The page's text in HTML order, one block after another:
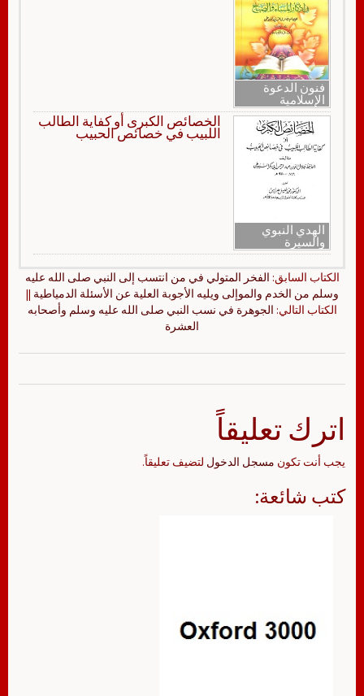
فنون الدعوة
الإسلامية
الهدي النبوي
والسيرة
الخصائص الكبرى أو كفاية الطالب
اللبيب في خصائص الحبيب
الكتاب السابق: الفخر المتولي في من انتسب إلى النبي صلى الله عليه
وسلم من الخدم والموإلى ويليه الأجوبة العلية عن الأسئلة الدمياطية ||
الكتاب التالي: الجوهرة في نسب النبي صلى الله عليه وسلم وأصحابه
العشرة
اترك تعليقاً
يجب أنت تكون مسجل الدخول لتضيف تعليقاً.
كتب شائعة: